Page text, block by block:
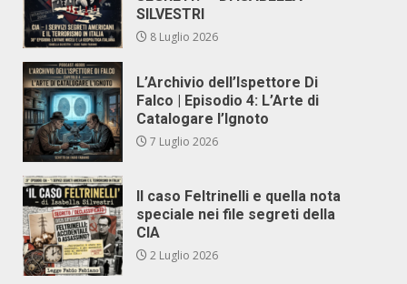
SILVESTRI
8 Luglio 2026
L’Archivio dell’Ispettore Di
Falco | Episodio 4: L’Arte di
Catalogare l’Ignoto
7 Luglio 2026
Il caso Feltrinelli e quella nota
speciale nei file segreti della
CIA
2 Luglio 2026